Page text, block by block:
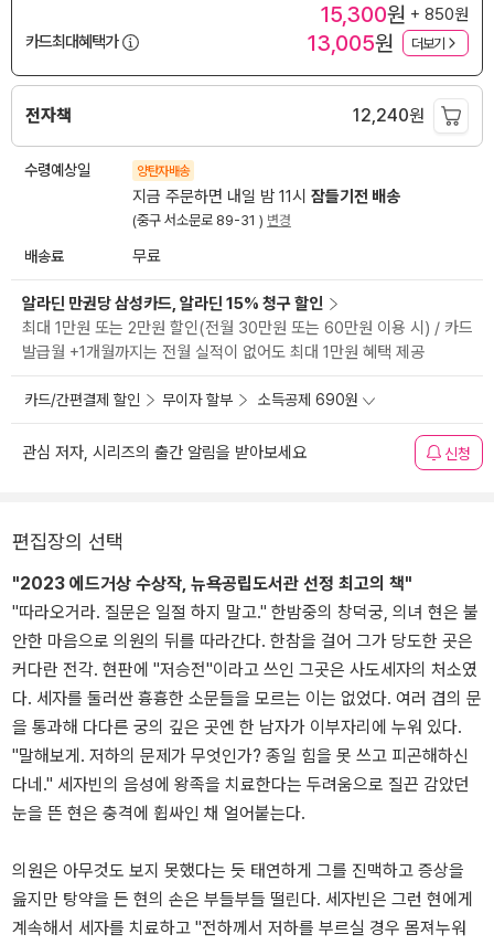
15,300원 + 850원
카드최대혜택가
13,005원 더보기
전자책 12,240원
수령예상일 양탄자배송
지금 주문하면 내일 밤 11시 잠들기전 배송
(중구 서소문로 89-31 ) 변경
배송료 무료
알라딘 만권당 삼성카드, 알라딘 15% 청구 할인
최대 1만원 또는 2만원 할인(전월 30만원 또는 60만원 이용 시) / 카드
발급월 +1개월까지는 전월 실적이 없어도 최대 1만원 혜택 제공
카드/간편결제 할인 무이자 할부 소득공제 690원
관심 저자, 시리즈의 출간 알림을 받아보세요 신청
편집장의 선택
"2023 에드거상 수상작, 뉴욕공립도서관 선정 최고의 책"
"따라오거라. 질문은 일절 하지 말고." 한밤중의 창덕궁, 의녀 현은 불
안한 마음으로 의원의 뒤를 따라간다. 한참을 걸어 그가 당도한 곳은
커다란 전각. 현판에 "저승전"이라고 쓰인 그곳은 사도세자의 처소였
다. 세자를 둘러싼 흉흉한 소문들을 모르는 이는 없었다. 여러 겹의 문
을 통과해 다다른 궁의 깊은 곳엔 한 남자가 이부자리에 누워 있다.
"말해보게. 저하의 문제가 무엇인가? 종일 힘을 못 쓰고 피곤해하신
다네." 세자빈의 음성에 왕족을 치료한다는 두려움으로 질끈 감았던
눈을 뜬 현은 충격에 휩싸인 채 얼어붙는다.
의원은 아무것도 보지 못했다는 듯 태연하게 그를 진맥하고 증상을
읊지만 탕약을 든 현의 손은 부들부들 떨린다. 세자빈은 그런 현에게
계속해서 세자를 치료하고 "전하께서 저하를 부르실 경우 몸져누워